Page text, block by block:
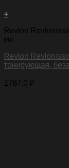
+
Revlon
мл
Revlon
тонирующая,
1787,0 ₽